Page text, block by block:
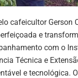
cafeicultor Gerson
e
com o
Técnica e
e tecnológica.